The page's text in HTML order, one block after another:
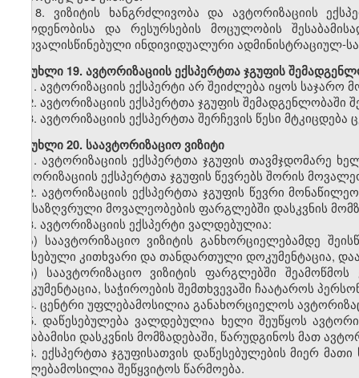
8. ვიზიტის ხანგრძლივობა და ავტორიზაციის
რაოდენობისა და რესურსების მოცულობის
გათვალისწინებული ინდივიდუალური ადმინისტრაციულ-
მუხლი 19. ავტორიზაციის ექსპერტთა ჯგუფის
1. ავტორიზაციის ექსპერტი არ შეიძლება იყოს საჯარო
2. ავტორიზაციის ექსპერტთა ჯგუფის შემადგენლობაში
3. ავტორიზაციის ექსპერტთა შერჩევის წესი
მუხლი20. საავტორიზაციო ვიზიტი
1. ავტორიზაციის ექსპერტთა ჯგუფის თავმჯდომარე
ავტორიზაციის ექსპერტთა ჯგუფის წევრებს შორის
2. ავტორიზაციის ექსპერტთა ჯგუფის წევრი
განსაზღვრული მოვალეობების ფარგლებში დასკვნის
3. ავტორიზაციის ექსპერტი ვალდებულია:
ა) საავტორიზაციო ვიზიტის განხორციელებამდე
შევსებული კითხვარი და თანდართული დოკუმენტაცია,
ბ) საავტორიზაციო ვიზიტის ფარგლებში
დოკუმენტაცია, საჭიროების შემთხვევაში ჩაატაროს
4. ცენტრი უფლებამოსილია განახორციელოს
5. დაწესებულება ვალდებულია ხელი შეუწყოს
შესაბამისი დასკვნის მომზადებაში, წარუდგინოს მათ
6. ექსპერტთა ჯგუფისათვის დაწესებულების მიერ
უფლებამოსილია შეწყვიტოს წარმოება.